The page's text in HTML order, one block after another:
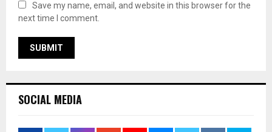
Save my name, email, and website in this browser for the
next time I comment.
SOCIAL MEDIA